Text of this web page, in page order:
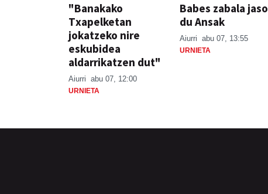
"Banakako
Txapelketan
jokatzeko nire
eskubidea
aldarrikatzen dut"
Aiurri abu 07, 12:00
URNIETA
Babes zabala jaso
du Ansak
Aiurri abu 07, 13:55
URNIETA